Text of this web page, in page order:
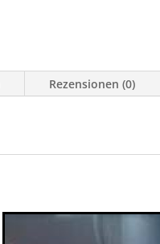
Rezensionen (0)